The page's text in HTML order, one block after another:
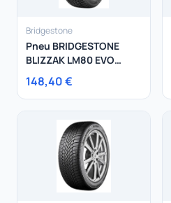
Bridgestone
Pneu BRIDGESTONE
BLIZZAK LM80 EVO
235/60R18 103H
148,40 €